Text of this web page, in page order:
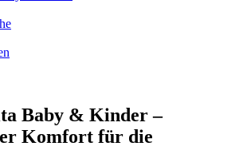
Baby & Kinder –
Komfort für die